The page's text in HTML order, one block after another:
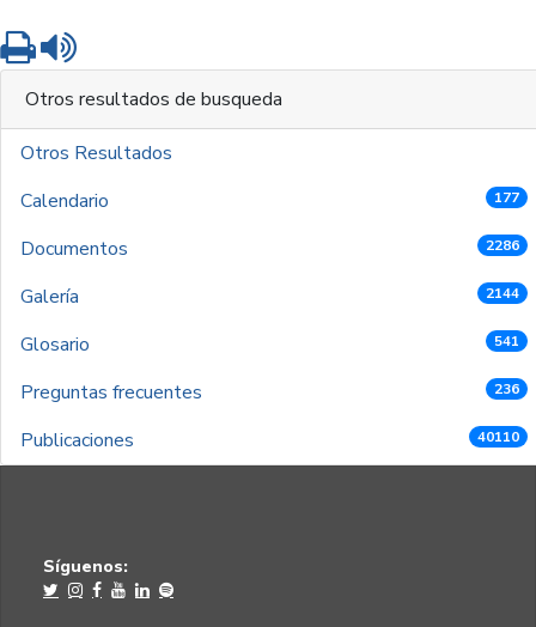
Imprimir
Otros resultados de busqueda
Otros Resultados
Calendario
177
Documentos 2286
Galería 2144
Glosario 541
Preguntas frecuentes 236
Publicaciones 40110
Síguenos: